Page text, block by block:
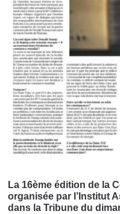
La 16ème édition de la
organisée par l’Institut
dans la Tribune du